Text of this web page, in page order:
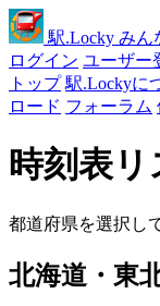
駅.Locky みん
ログイン ユーザー
トップ 駅.Lockyに
ロード フォーラム
時刻表リ
都道府県を選択し
北海道・東